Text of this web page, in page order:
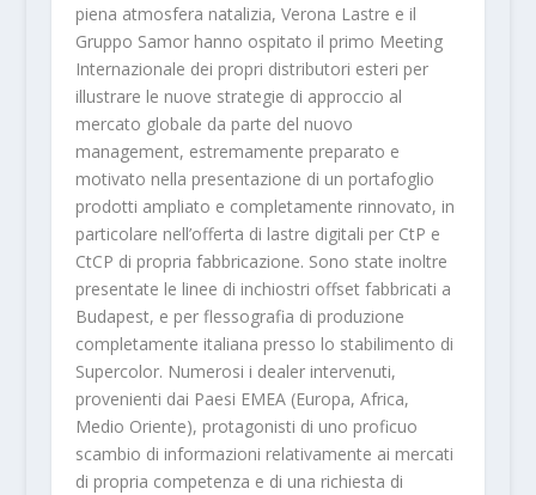
piena atmosfera natalizia, Verona Lastre e il
Gruppo Samor hanno ospitato il primo Meeting
Internazionale dei propri distributori esteri per
illustrare le nuove strategie di approccio al
mercato globale da parte del nuovo
management, estremamente preparato e
motivato nella presentazione di un portafoglio
prodotti ampliato e completamente rinnovato, in
particolare nell’offerta di lastre digitali per CtP e
CtCP di propria fabbricazione. Sono state inoltre
presentate le linee di inchiostri offset fabbricati a
Budapest, e per flessografia di produzione
completamente italiana presso lo stabilimento di
Supercolor. Numerosi i dealer intervenuti,
provenienti dai Paesi EMEA (Europa, Africa,
Medio Oriente), protagonisti di uno proficuo
scambio di informazioni relativamente ai mercati
di propria competenza e di una richiesta di